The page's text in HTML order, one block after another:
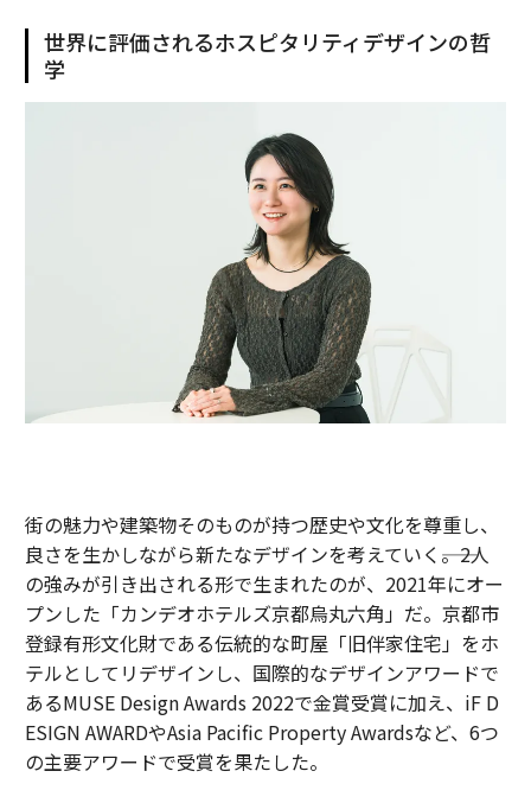
世界に評価されるホスピタリティデザインの哲
学
街の魅力や建築物そのものが持つ歴史や文化を尊重し、
良さを生かしながら新たなデザインを考えていく――。2人
の強みが引き出される形で生まれたのが、2021年にオー
プンした「カンデオホテルズ京都烏丸六角」だ。京都市
登録有形文化財である伝統的な町屋「旧伴家住宅」をホ
テルとしてリデザインし、国際的なデザインアワードで
あるMUSE Design Awards 2022で金賞受賞に加え、iF D
ESIGN AWARDやAsia Pacific Property Awardsなど、6つ
の主要アワードで受賞を果たした。